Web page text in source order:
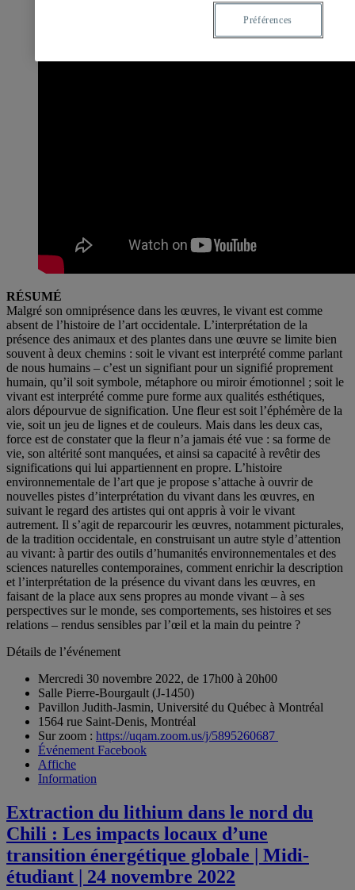
RÉSUMÉ
Malgré son omniprésence dans les œuvres, le vivant est comme
absent de l’histoire de l’art occidentale. L’interprétation de la
présence des animaux et des plantes dans une œuvre se limite bien
souvent à deux chemins : soit le vivant est interprété comme parlant
de nous humains – c’est un signifiant pour un signifié proprement
humain, qu’il soit symbole, métaphore ou miroir émotionnel ; soit le
vivant est interprété comme pure forme aux qualités esthétiques,
alors dépourvue de signification. Une fleur est soit l’éphémère de la
vie, soit un jeu de lignes et de couleurs. Mais dans les deux cas,
force est de constater que la fleur n’a jamais été vue : sa forme de
vie, son altérité sont manquées, et ainsi sa capacité à revêtir des
significations qui lui appartiennent en propre. L’histoire
environnementale de l’art que je propose s’attache à ouvrir de
nouvelles pistes d’interprétation du vivant dans les œuvres, en
suivant le regard des artistes qui ont appris à voir le vivant
autrement. Il s’agit de reparcourir les œuvres, notamment picturales,
de la tradition occidentale, en construisant un autre style d’attention
au vivant: à partir des outils d’humanités environnementales et des
sciences naturelles contemporaines, comment enrichir la description
et l’interprétation de la présence du vivant dans les œuvres, en
faisant de la place aux sens propres au monde vivant – à ses
perspectives sur le monde, ses comportements, ses histoires et ses
relations – rendus sensibles par l’œil et la main du peintre ?
Détails de l’événement
Mercredi 30 novembre 2022, de 17h00 à 20h00
Salle Pierre-Bourgault (J-1450)
Pavillon Judith-Jasmin, Université du Québec à Montréal
1564 rue Saint-Denis, Montréal
Sur zoom : https://uqam.zoom.us/j/5895260687
Événement Facebook
Affiche
Information
Extraction du lithium dans le nord du
Chili : Les impacts locaux d’une
transition énergétique globale | Midi-
étudiant | 24 novembre 2022
Préférences